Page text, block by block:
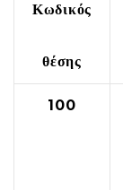
Κωδικός
θέσης
100